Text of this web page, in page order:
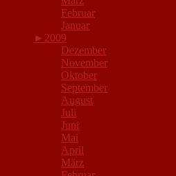
Februar
Januar
► 2009
Dezember
November
Oktober
September
August
Juli
Juni
Mai
April
März